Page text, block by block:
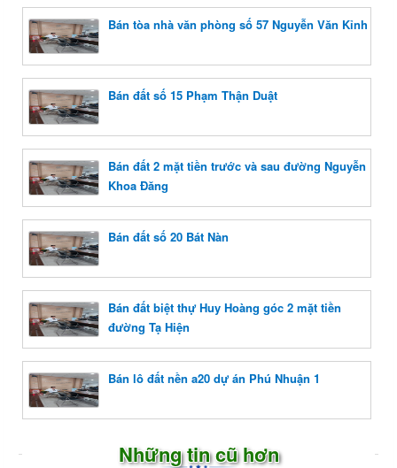
Bán tòa nhà văn phòng số 57 Nguyễn Văn Kỉnh
Bán đất số 15 Phạm Thận Duật
Bán đất 2 mặt tiền trước và sau đường Nguyễn
Khoa Đăng
Bán đất số 20 Bát Nàn
Bán đất biệt thự Huy Hoàng góc 2 mặt tiền
đường Tạ Hiện
Bán lô đất nền a20 dự án Phú Nhuận 1
Những tin cũ hơn